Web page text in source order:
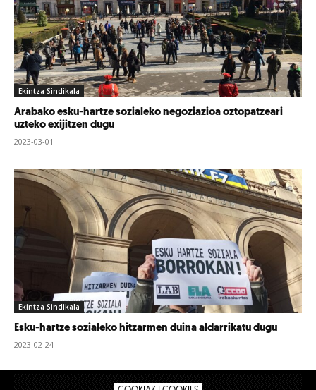
Ekintza Sindikala
Arabako esku-hartze sozialeko negoziazioa oztopatzeari
uzteko exijitzen dugu
2023-03-01
Ekintza Sindikala
Esku-hartze sozialeko hitzarmen duina aldarrikatu dugu
2023-02-24